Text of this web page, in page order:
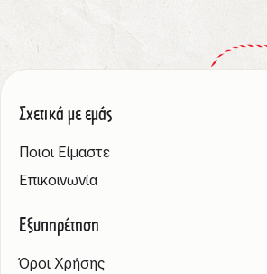
Σχετικά με εμάς
Ποιοι Είμαστε
Επικοινωνία
Εξυπηρέτηση
Όροι Χρήσης